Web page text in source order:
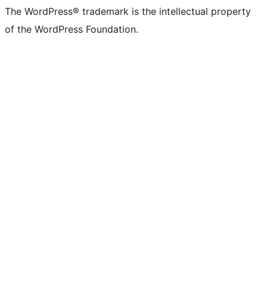
The WordPress® trademark is the intellectual property
of the WordPress Foundation.